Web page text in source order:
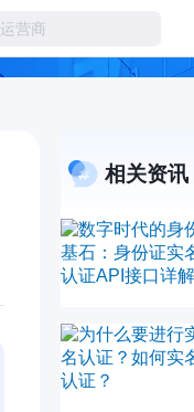
相关资讯